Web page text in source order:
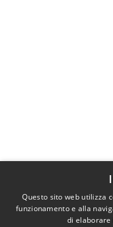
Questo sito web utilizza
funzionamento e alla
di